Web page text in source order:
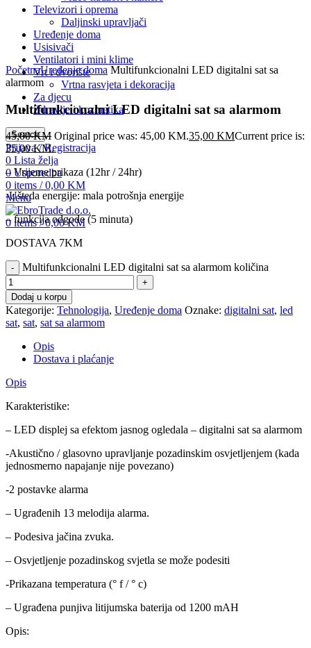
Televizori i oprema
Daljinski upravljači
Uređenje doma
Usisivači
Ventilatori i mini klime
Vrt i dvorište
Vrtna rasvjeta i dekoracija
Za djecu
Zdravlje i kozmetika
Search
Prijava / Registracija
0 Lista želja
0 Usporedba
0 items / 0,00 KM
Menu
0 items / 0,00KM
Click to enlarge
PočetnaUređenje doma Multifunkcionalni LED digitalni sat sa
alarmom
Multifunkcionalni LED digitalni sat sa alarmom
45,00KM Original price was: 45,00 KM.35,00 KMCurrent price is:
35,00 KM.
– Vrijeme prikaza (12hr / 24hr)
-Ušteda energije: mala potrošnja energije
– funkcija odgode (5 minuta)
DOSTAVA 7KM
Multifunkcionalni LED digitalni sat sa alarmom količina
Dodaj u korpu
Kategorije: Tehnologija, Uređenje doma Oznake: digitalni sat, led
sat, sat, sat sa alarmom
Opis
Dostava i plaćanje
Opis
Karakteristike:
– LED displej sa efektom jasnog ogledala – digitalni sat sa alarmom
-Akustično / glasovno upravljanje pozadinskim osvjetljenjem (kada
jednosmerno napajanje nije povezano)
-2 postavke alarma
– Ugrađenih 13 melodija alarma.
– Podesiva jačina zvuka.
– Osvjetljenje pozadinskog svjetla se može podesiti
-Prikazana temperatura (° f / ° c)
– Ugrađena punjiva litijumska baterija od 1200 mAH
Opis: